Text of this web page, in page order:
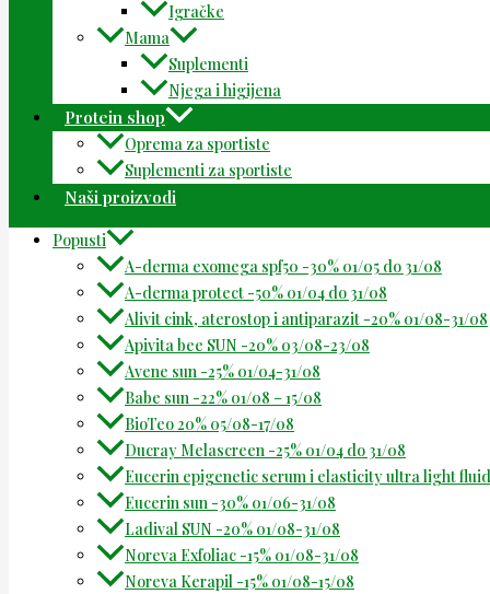
Igračke
Mama
Suplementi
Njega i higijena
Protein shop
Oprema za sportiste
Suplementi za sportiste
Naši proizvodi
Popusti
A-derma exomega spf50 -30% 01/05 do 31/08
A-derma protect -50% 01/04 do 31/08
Alivit cink, aterostop i antiparazit -20% 01/08-31/08
Apivita bee SUN -20% 03/08-23/08
Avene sun -25% 01/04-31/08
Babe sun -22% 01/08 – 15/08
BioTeo 20% 05/08-17/08
Ducray Melascreen -25% 01/04 do 31/08
Eucerin epigenetic serum i elasticity ultra light
Eucerin sun -30% 01/06-31/08
Ladival SUN -20% 01/08-31/08
Noreva Exfoliac -15% 01/08-31/08
Noreva Kerapil -15% 01/08-15/08